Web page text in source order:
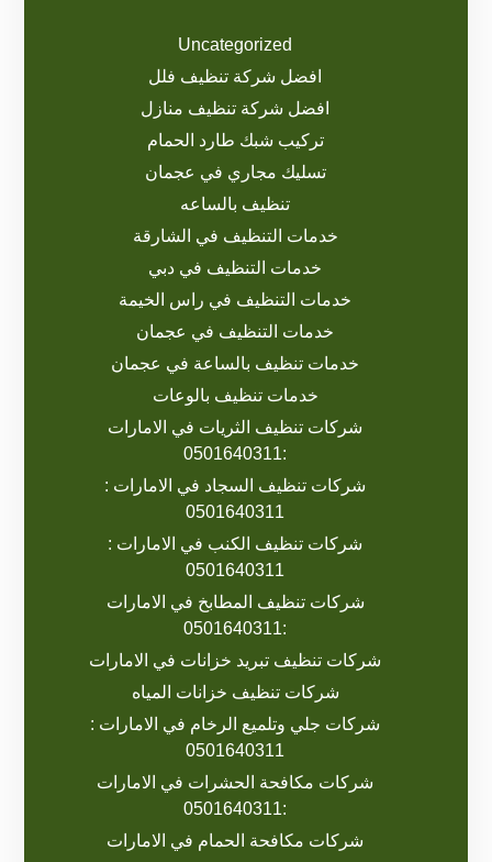
Uncategorized
افضل شركة تنظيف فلل
افضل شركة تنظيف منازل
تركيب شبك طارد الحمام
تسليك مجاري في عجمان
تنظيف بالساعه
خدمات التنظيف في الشارقة
خدمات التنظيف في دبي
خدمات التنظيف في راس الخيمة
خدمات التنظيف في عجمان
خدمات تنظيف بالساعة في عجمان
خدمات تنظيف بالوعات
شركات تنظيف الثريات في الامارات
:0501640311
شركات تنظيف السجاد في الامارات :
0501640311
شركات تنظيف الكنب في الامارات :
0501640311
شركات تنظيف المطابخ في الامارات
:0501640311
شركات تنظيف تبريد خزانات في الامارات
شركات تنظيف خزانات المياه
شركات جلي وتلميع الرخام في الامارات :
0501640311
شركات مكافحة الحشرات في الامارات
:0501640311
شركات مكافحة الحمام في الامارات